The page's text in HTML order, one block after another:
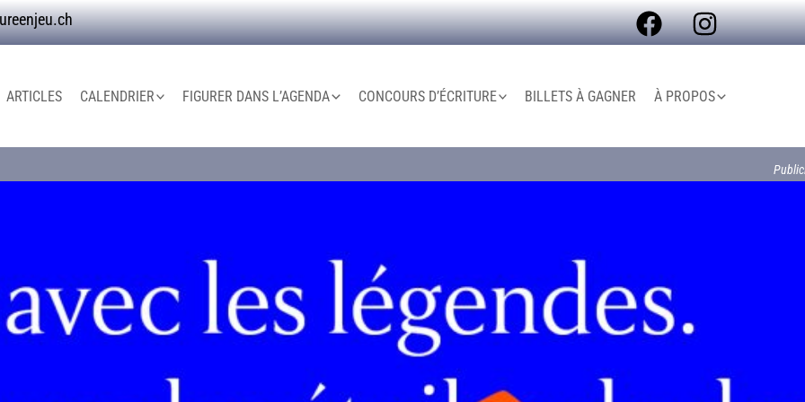
ARTICLES CALENDRIER FIGURER DANS L’AGENDA CONCOURS D’ÉCRITURE BILLETS À GAGNER À PROPOS